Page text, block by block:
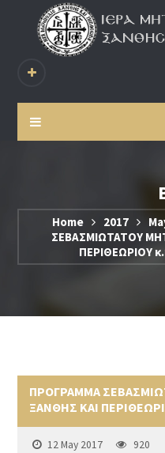
Home 2017
ΣΕΒΑΣΜΙΩΤΑΤΟΥ
ΠΕΡΙΘΕΩΡΙΟΥ
ΠΡΟΓΡΑΜΜΑ
ΞΑΝΘΗΣ ΚΑΙ
12 May 2017
920